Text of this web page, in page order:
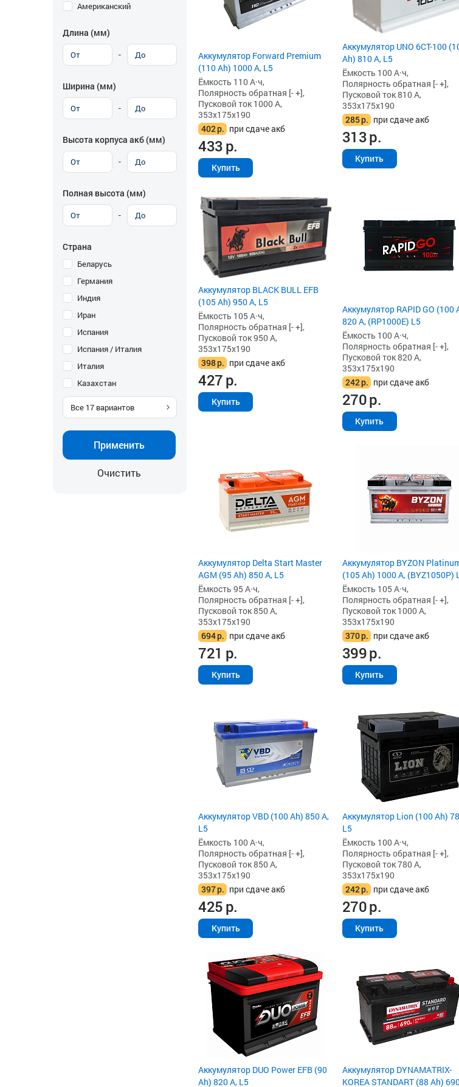
Американский
Длина (мм)
-
Ширина (мм)
-
Высота корпуса акб (мм)
-
Полная высота (мм)
-
Страна
Беларусь
Германия
Индия
Иран
Испания
Испания / Италия
Италия
Казахстан
Все 17 вариантов
Применить
Очистить
Аккумулятор Forward Premium
(110 Ah) 1000 А, L5
Ёмкость 110 А·ч,
Полярность обратная [- +],
Пусковой ток 1000 А,
353x175x190
402р. при сдаче акб
433р.
Купить
Аккумулятор UNO 6CT-100
Ah) 810 А, L5
Ёмкость 100 А·ч,
Полярность обратная [- +],
Пусковой ток 810 А,
353x175x190
285р. при сдаче акб
313р.
Купить
Аккумулятор BLACK BULL EFB
(105 Ah) 950 А, L5
Ёмкость 105 А·ч,
Полярность обратная [- +],
Пусковой ток 950 А,
353x175x190
398р. при сдаче акб
427р.
Купить
Аккумулятор RAPID GO (100
820 А, (RP1000E) L5
Ёмкость 100 А·ч,
Полярность обратная [- +],
Пусковой ток 820 А,
353x175x190
242р. при сдаче акб
270р.
Купить
Аккумулятор Delta Start Master
AGM (95 Ah) 850 А, L5
Ёмкость 95 А·ч,
Полярность обратная [- +],
Пусковой ток 850 А,
353x175x190
694р. при сдаче акб
721 р.
Купить
Аккумулятор BYZON
(105 Ah) 1000 А, (BYZ1050P)
Ёмкость 105 А·ч,
Полярность обратная [- +],
Пусковой ток 1000 А,
353x175x190
370р. при сдаче акб
399р.
Купить
Аккумулятор VBD (100 Ah) 850 А,
L5
Ёмкость 100 А·ч,
Полярность обратная [- +],
Пусковой ток 850 А,
353x175x190
397р. при сдаче акб
425р.
Купить
Аккумулятор Lion (100 Ah)
L5
Ёмкость 100 А·ч,
Полярность обратная [- +],
Пусковой ток 780 А,
353x175x190
242р. при сдаче акб
270р.
Купить
Аккумулятор DUO Power EFB (90
Ah) 820 А, L5
Аккумулятор DYNAMATRIX-
KOREA STANDART (88 Ah)